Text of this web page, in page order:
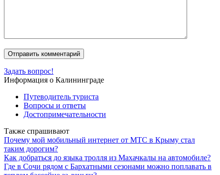
Задать вопрос!
Информация о Калининграде
Путеводитель туриста
Вопросы и ответы
Достопримечательности
Также спрашивают
Почему мой мобильный интернет от МТС в Крыму стал
таким дорогим?
Как добраться до языка тролля из Махачкалы на автомобиле?
Где в Сочи рядом с Бархатными сезонами можно поплавать в